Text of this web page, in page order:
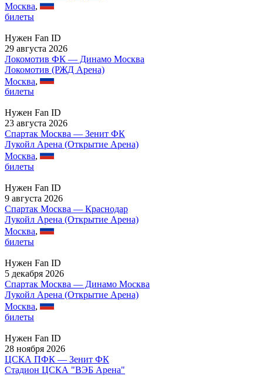
Москва,
билеты
Нужен Fan ID
29 августа 2026
Локомотив ФК — Динамо Москва
Локомотив (РЖД Арена)
Москва,
билеты
Нужен Fan ID
23 августа 2026
Спартак Москва — Зенит ФК
Лукойл Арена (Открытие Арена)
Москва,
билеты
Нужен Fan ID
9 августа 2026
Спартак Москва — Краснодар
Лукойл Арена (Открытие Арена)
Москва,
билеты
Нужен Fan ID
5 декабря 2026
Спартак Москва — Динамо Москва
Лукойл Арена (Открытие Арена)
Москва,
билеты
Нужен Fan ID
28 ноября 2026
ЦСКА ПФК — Зенит ФК
Стадион ЦСКА "ВЭБ Арена"